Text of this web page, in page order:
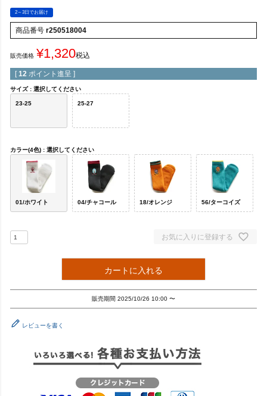
2～3日でお届け
商品番号 r250518004
販売価格 ¥1,320税込
[ 12 ポイント進呈 ]
サイズ 選択してください
23-25 25-27
カラー(4色) 選択してください
01/ホワイト 04/チャコール 18/オレンジ 56/ターコイズ
お気に入りに登録する
カートに入れる
販売期間 2025/10/26 10:00 〜
レビューを書く